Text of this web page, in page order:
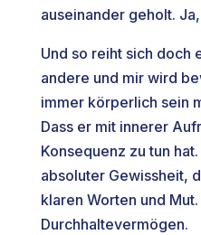
auseinander geholt.
Und so reiht sich doch
andere und mir wird
immer körperlich sein
Dass er mit innerer
Konsequenz zu tun
absoluter Gewissheit,
klaren Worten und
Durchhaltevermögen.